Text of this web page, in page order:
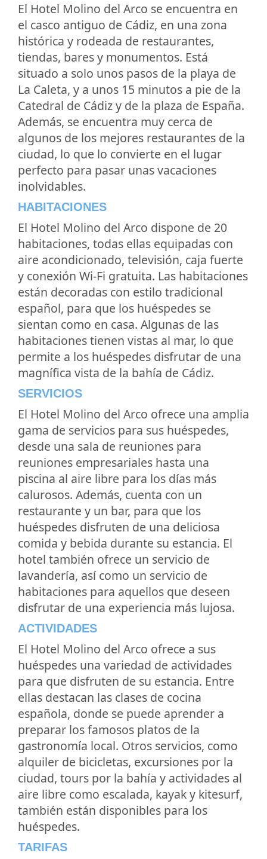
El Hotel Molino del Arco se encuentra en
el casco antiguo de Cádiz, en una zona
histórica y rodeada de restaurantes,
tiendas, bares y monumentos. Está
situado a solo unos pasos de la playa de
La Caleta, y a unos 15 minutos a pie de la
Catedral de Cádiz y de la plaza de España.
Además, se encuentra muy cerca de
algunos de los mejores restaurantes de la
ciudad, lo que lo convierte en el lugar
perfecto para pasar unas vacaciones
inolvidables.
HABITACIONES
El Hotel Molino del Arco dispone de 20
habitaciones, todas ellas equipadas con
aire acondicionado, televisión, caja fuerte
y conexión Wi-Fi gratuita. Las habitaciones
están decoradas con estilo tradicional
español, para que los huéspedes se
sientan como en casa. Algunas de las
habitaciones tienen vistas al mar, lo que
permite a los huéspedes disfrutar de una
magnífica vista de la bahía de Cádiz.
SERVICIOS
El Hotel Molino del Arco ofrece una amplia
gama de servicios para sus huéspedes,
desde una sala de reuniones para
reuniones empresariales hasta una
piscina al aire libre para los días más
calurosos. Además, cuenta con un
restaurante y un bar, para que los
huéspedes disfruten de una deliciosa
comida y bebida durante su estancia. El
hotel también ofrece un servicio de
lavandería, así como un servicio de
habitaciones para aquellos que deseen
disfrutar de una experiencia más lujosa.
ACTIVIDADES
El Hotel Molino del Arco ofrece a sus
huéspedes una variedad de actividades
para que disfruten de su estancia. Entre
ellas destacan las clases de cocina
española, donde se puede aprender a
preparar los famosos platos de la
gastronomía local. Otros servicios, como
alquiler de bicicletas, excursiones por la
ciudad, tours por la bahía y actividades al
aire libre como escalada, kayak y kitesurf,
también están disponibles para los
huéspedes.
TARIFAS